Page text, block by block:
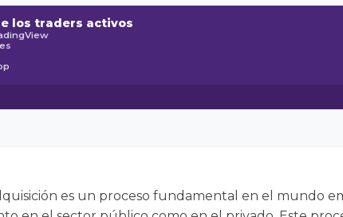
los traders activos
es un proceso fundamental en el mundo